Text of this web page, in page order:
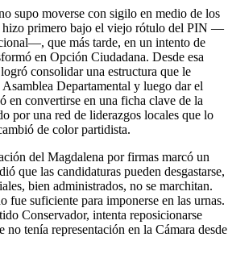
supo moverse con sigilo en medio de los
hizo primero bajo el viejo rótulo del PIN —
que más tarde, en un intento de
en Opción Ciudadana. Desde esa
consolidar una estructura que le
Departamental y luego dar el
en convertirse en una ficha clave de la
por una red de liderazgos locales que lo
de color partidista.
del Magdalena por firmas marcó un
que las candidaturas pueden desgastarse,
bien administrados, no se marchitan.
fue suficiente para imponerse en las urnas.
Conservador, intenta reposicionarse
no tenía representación en la Cámara desde